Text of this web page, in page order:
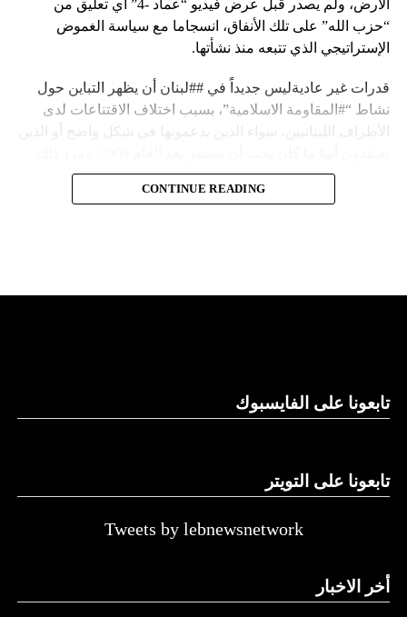
الأرض، ولم يصدر قبل عرض فيديو “عماد -4” أي تعليق من
“حزب الله” على تلك الأنفاق، انسجاما مع سياسة الغموض
الإستراتيجي الذي تتبعه منذ نشأتها.
قدرات غير عاديةليس جديداً في ##لبنان أن يظهر التباين حول
نشاط “#المقاومة الاسلامية”، بسبب اختلاف الاقتناعات لدى
الأطراف اللبنانيين، سواء الذين يدعمونها في شكل واضح أو الذين
إلى أن المقاومة ضد الاحتلال الإسرائيلي لم تكن يوماً محط
إجماع داخلي، وإن كانت القوى اللبنانية المؤمنة بالصراع ضد
النهار
CONTINUE READING
تابعونا على الفايسبوك
تابعونا على التويتر
Tweets by lebnewsnetwork
أخر الاخبار